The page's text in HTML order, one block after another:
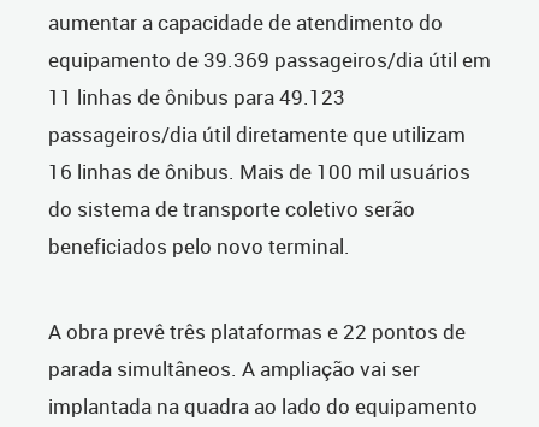
aumentar a capacidade de atendimento do
equipamento de 39.369 passageiros/dia útil em
11 linhas de ônibus para 49.123
passageiros/dia útil diretamente que utilizam
16 linhas de ônibus. Mais de 100 mil usuários
do sistema de transporte coletivo serão
beneficiados pelo novo terminal.
A obra prevê três plataformas e 22 pontos de
parada simultâneos. A ampliação vai ser
implantada na quadra ao lado do equipamento